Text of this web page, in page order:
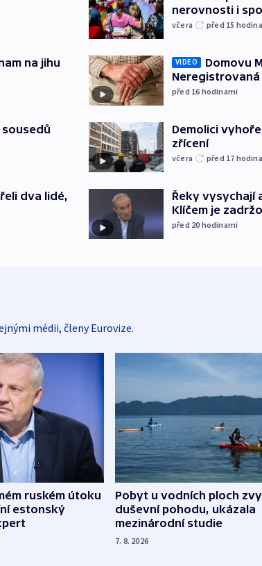
na jihu
dva lidé,
nerovnosti i
včera před 15
VIDEO
Domovu
před 16 hodinami
Demolici
zřícení
včera před 17
Řeky vysychají
Klíčem je
před 20 hodinami
médii, členy Eurovize.
ruském útoku
estonský
Pobyt u vodních ploch
duševní pohodu, ukázala
mezinárodní studie
7. 8. 2026